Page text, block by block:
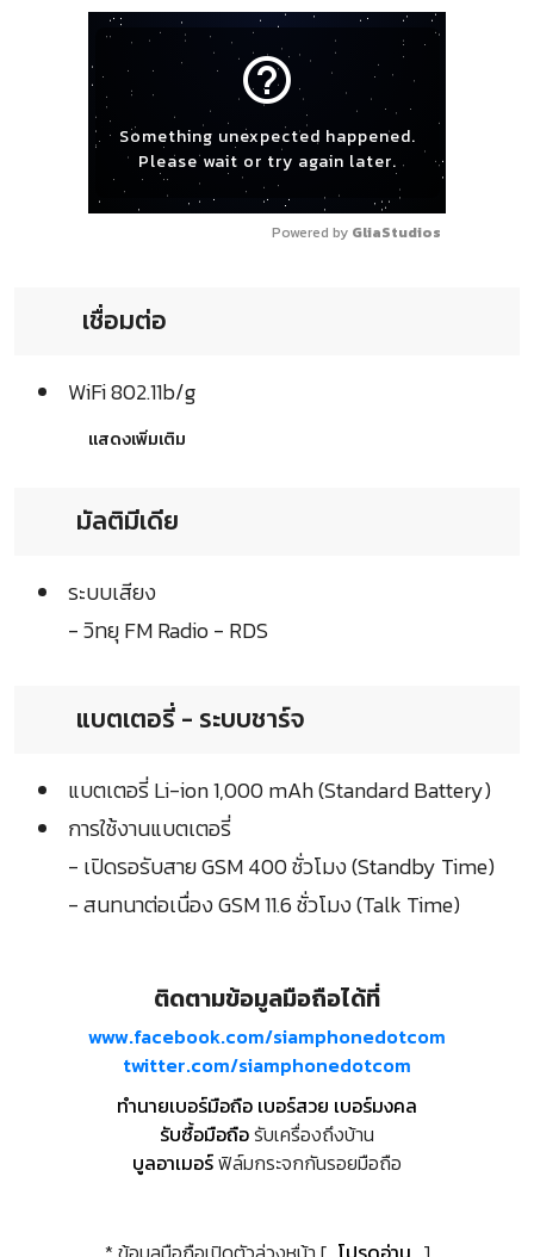
help_outline
Something unexpected happened.
Please wait or try again later.
Powered by GliaStudios
เชื่อมต่อ
WiFi 802.11b/g
แสดงเพิ่มเติม
มัลติมีเดีย
ระบบเสียง
- วิทยุ FM Radio - RDS
แบตเตอรี่ - ระบบชาร์จ
แบตเตอรี่ Li-ion 1,000 mAh (Standard Battery)
การใช้งานแบตเตอรี่
- เปิดรอรับสาย GSM 400 ชั่วโมง (Standby Time)
- สนทนาต่อเนื่อง GSM 11.6 ชั่วโมง (Talk Time)
ติดตามข้อมูลมือถือได้ที่
www.facebook.com/siamphonedotcom
twitter.com/siamphonedotcom
ทำนายเบอร์มือถือ เบอร์สวย เบอร์มงคล
รับซื้อมือถือรับเครื่องถึงบ้าน
บูลอาเมอร์ฟิล์มกระจกกันรอยมือถือ